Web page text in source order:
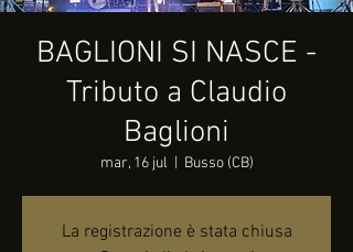
BAGLIONI SI NASCE -
Tributo a Claudio
Baglioni
mar, 16 jul Busso (CB)
La registrazione è stata chiusa